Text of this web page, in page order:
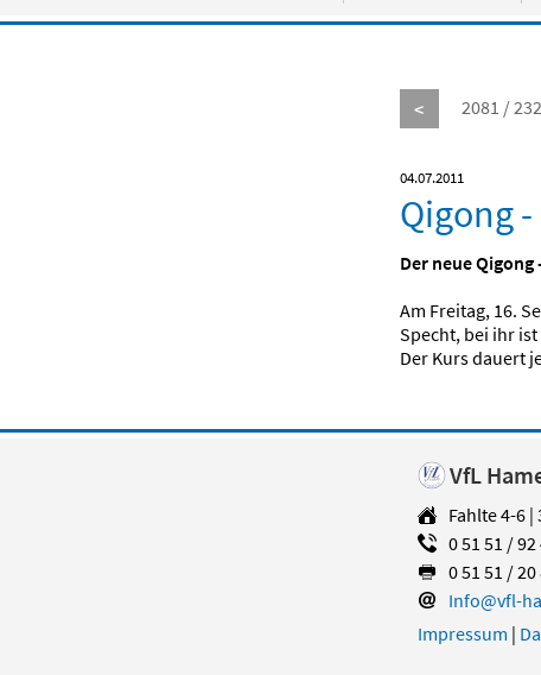
< 2081 /
04.07.2011
Qigong
Der neue
Am Freitag, 16.
Specht, bei ihr
Der Kurs dauert
VfL
Fahlte 4-6 |
0 51 51 / 92
0 51 51 / 20
Info@vfl-
Impressum |